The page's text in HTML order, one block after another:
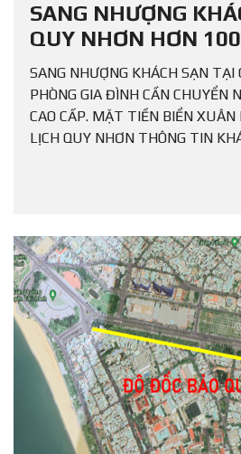
SANG NHƯỢNG
QUY NHƠN HƠN
SANG NHƯỢNG KHÁCH SẠN
PHÒNG GIA ĐÌNH CẦN CHUYỂN
CAO CẤP. MẶT TIỀN BIỂN
LỊCH QUY NHƠN THÔNG TIN